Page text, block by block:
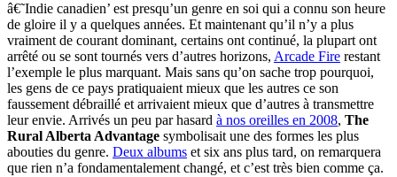
â€˜Indie canadien’ est presqu’un genre en soi qui a connu son heure
de gloire il y a quelques années. Et maintenant qu’il n’y a plus
vraiment de courant dominant, certains ont continué, la plupart ont
arrêté ou se sont tournés vers d’autres horizons, Arcade Fire restant
l’exemple le plus marquant. Mais sans qu’on sache trop pourquoi,
les gens de ce pays pratiquaient mieux que les autres ce son
faussement débraillé et arrivaient mieux que d’autres à transmettre
leur envie. Arrivés un peu par hasard à nos oreilles en 2008, The
Rural Alberta Advantage symbolisait une des formes les plus
abouties du genre. Deux albums et six ans plus tard, on remarquera
que rien n’a fondamentalement changé, et c’est très bien comme ça.